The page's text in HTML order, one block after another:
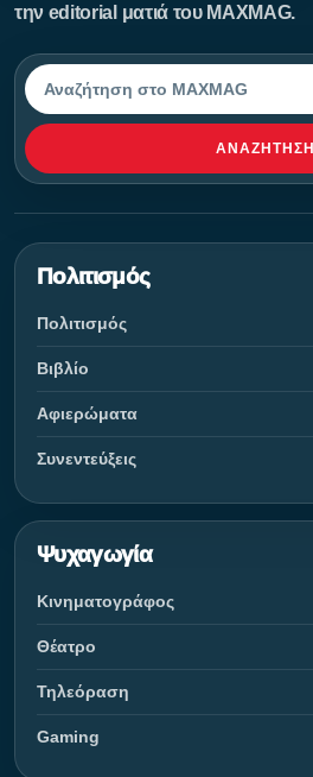
την editorial ματιά του MAXMAG.
Αναζήτηση
ΑΝΑΖΉΤΗΣΗ
Πολιτισμός
Πολιτισμός
Βιβλίο
Αφιερώματα
Συνεντεύξεις
Ψυχαγωγία
Κινηματογράφος
Θέατρο
Τηλεόραση
Gaming